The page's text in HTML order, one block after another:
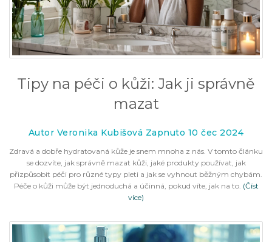
Tipy na péči o kůži: Jak ji správně
mazat
Autor Veronika Kubišová Zapnuto 10 čec 2024
Zdravá a dobře hydratovaná kůže je snem mnoha z nás. V tomto článku
se dozvíte, jak správně mazat kůži, jaké produkty používat, jak
přizpůsobit péči pro různé typy pleti a jak se vyhnout běžným chybám.
Péče o kůži může být jednoduchá a účinná, pokud víte, jak na to. (Číst
více)